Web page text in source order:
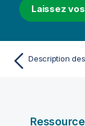
Laissez